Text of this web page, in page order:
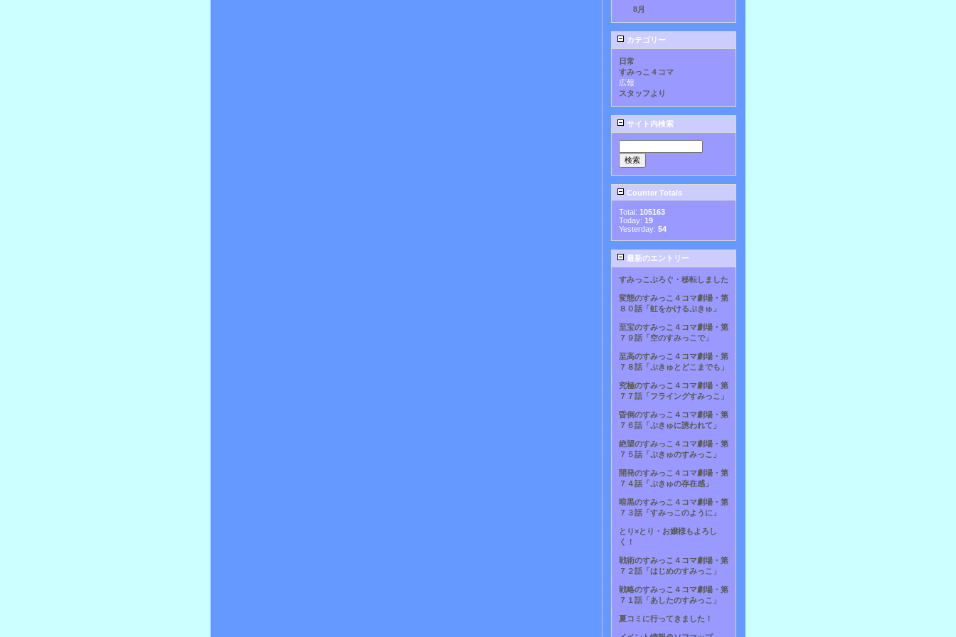
8月
カテゴリー
日常
すみっこ４コマ
広報
スタッフより
サイト内検索
Counter Totals
Total: 105163
Today: 19
Yesterday: 54
最新のエントリー
すみっこぶろぐ・移転しました
変態のすみっこ４コマ劇場・第
８０話「虹をかけるぷきゅ」
至宝のすみっこ４コマ劇場・第
７９話「空のすみっこで」
至高のすみっこ４コマ劇場・第
７８話「ぷきゅとどこまでも」
究極のすみっこ４コマ劇場・第
７７話「フライングすみっこ」
昏倒のすみっこ４コマ劇場・第
７６話「ぷきゅに誘われて」
絶望のすみっこ４コマ劇場・第
７５話「ぷきゅのすみっこ」
開発のすみっこ４コマ劇場・第
７４話「ぷきゅの存在感」
暗黒のすみっこ４コマ劇場・第
７３話「すみっこのように」
とり×とり・お嬢様もよろし
く！
戦術のすみっこ４コマ劇場・第
７２話「はじめのすみっこ」
戦略のすみっこ４コマ劇場・第
７１話「あしたのすみっこ」
夏コミに行ってきました！